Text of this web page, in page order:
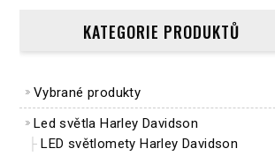
KATEGORIE PRODUKTŮ
Vybrané produkty
Led světla Harley Davidson
LED světlomety Harley Davidson